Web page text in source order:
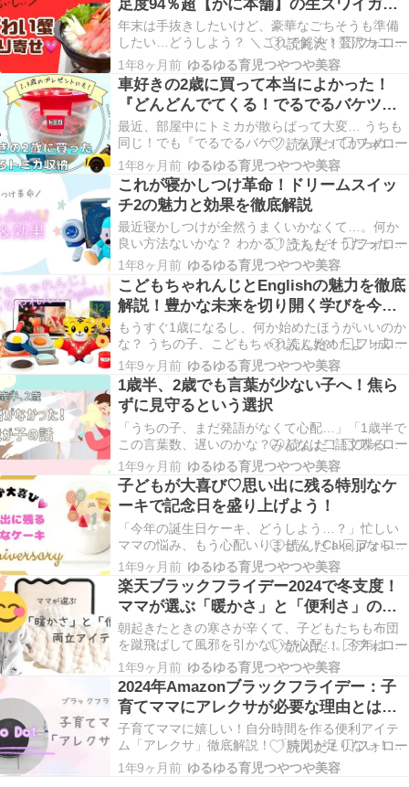
大好きだから悩むなぁ…。詳しく教えて！ クリス
マスプレ…
足度94％超【かに本舗】の生ズワイガニ
で贅沢をお取り寄せ
年末は手抜きしたいけど、豪華なごちそうも準備
したい…どうしよう？ ＼これで解決！贅沢カニを
簡単お取り寄せ／ 年末年始は、家族で「カニの贅
沢時間」を楽しみませんか？ 年末の忙しい時期、
家事や大掃除に追われて「料理なんて作る気力が
ない！」と思ったことはありませんか？ そんな時
に頼れ…
1年8ヶ月前 ゆるゆる育児つやつや美容
車好きの2歳に買って本当によかった！
『どんどんでてくる！でるでるバケツ』
で遊びも片付けも解決
最近、部屋中にトミカが散らばって大変… うちも
同じ！でも『でるでるバケツ』を買ってからめっ
ちゃ楽になったよ！片付けやすいどころか、子ど
もが自分で片付けるようになったの！ え！？なに
それすごい！！！ 「遊びながら片付けできるおも
ちゃ」ってどういうこと？おもちゃ収納に悩むマ
マたちの…
1年8ヶ月前 ゆるゆる育児つやつや美容
これが寝かしつけ革命！ドリームスイッ
チ2の魅力と効果を徹底解説
最近寝かしつけが全然うまくいかなくて…。何か
良い方法ないかな？ わかる！うちもそうだったけ
ど、ドリームスイッチ2を使ったら本当に楽になっ
たよ！ディズニーの映像で遊びながら寝る準備が
できるの。 それ気になってたけど、口コミで『プ
ロジェクターの画質がイマイチ』とか見て迷って
て…。実…
1年8ヶ月前 ゆるゆる育児つやつや美容
こどもちゃれんじとEnglishの魅力を徹底
解説！豊かな未来を切り開く学びを今す
ぐ始めませんか？
もうすぐ1歳になるし、何か始めたほうがいいのか
な？ うちの子、こどもちゃれんじ始めたよ！成長
に合わせたおもちゃとか届くから助かるよ〜。 そ
れいいね！英語のやつもあるんだっけ？ そうそ
う！うちはEnglishもセットにしたよ。歌で英語覚
えてる！ 子どもの成長に悩むママたちの会話、…
1年9ヶ月前 ゆるゆる育児つやつや美容
1歳半、2歳でも言葉が少ない子へ！焦ら
ずに見守るという選択
「うちの子、まだ発語がなくて心配…」「1歳半で
この言葉数、遅いのかな？みんなは二語文喋るの
に…」こんな悩みを抱えたことはありませんか？
はじめに：1歳半で感じた焦りと不安 1歳半を過ぎ
ても、わが子は言葉がなかなか出てきませんでし
た。1歳半検診では「言葉が少ないですね」と指摘
され…
1年9ヶ月前 ゆるゆる育児つやつや美容
子どもが大喜び♡思い出に残る特別なケ
ーキで記念日を盛り上げよう！
「今年の誕生日ケーキ、どうしよう…？」忙しい
ママの悩み、もう心配いりません！Cake.jpなら、
お子さんが大喜びするキャラクターケーキも、急
な注文にも対応可能！素敵なケーキで、大切な日
をもっと特別にしてみませんか？ 誰でも簡単に！
特別なケーキで大切な日に魔法をかけよう 特別な
ケ…
1年9ヶ月前 ゆるゆる育児つやつや美容
楽天ブラックフライデー2024で冬支度！
ママが選ぶ「暖かさ」と「便利さ」の両
立アイテム
朝起きたときの寒さが辛くて、子どもたちも布団
を蹴飛ばして風邪を引かないか心配…。今年は特
に寒い冬になるらしいし、家の中がもっと暖かく
なるアイテムが欲しい！今年の楽天ブラックフラ
イデーは魅力的なあったかグッズが勢揃い♡ 子ど
もたちの笑顔、家族の団らん、そしてママの少し
の「ホッ」と…
1年9ヶ月前 ゆるゆる育児つやつや美容
2024年Amazonブラックフライデー：子
育てママにアレクサが必要な理由とは？
便利すぎる活用法とおすすめアイテム徹
底解説！
子育てママに嬉しい！自分時間を作る便利アイテ
ム「アレクサ」徹底解説！ 「時間が足りない！」
と悩むママたちへ。アレクサがあなたを救います
朝から晩まで家事と育児に追われる日々。子供の
1年9ヶ月前 ゆるゆる育児つやつや美容